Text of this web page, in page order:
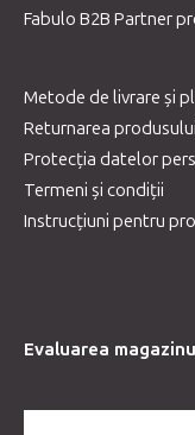
Fabulo B2B Partner
Metode de livrare și
Returnarea
Protecția datelor
Termeni și condiții
Instrucțiuni pentru
Evaluarea